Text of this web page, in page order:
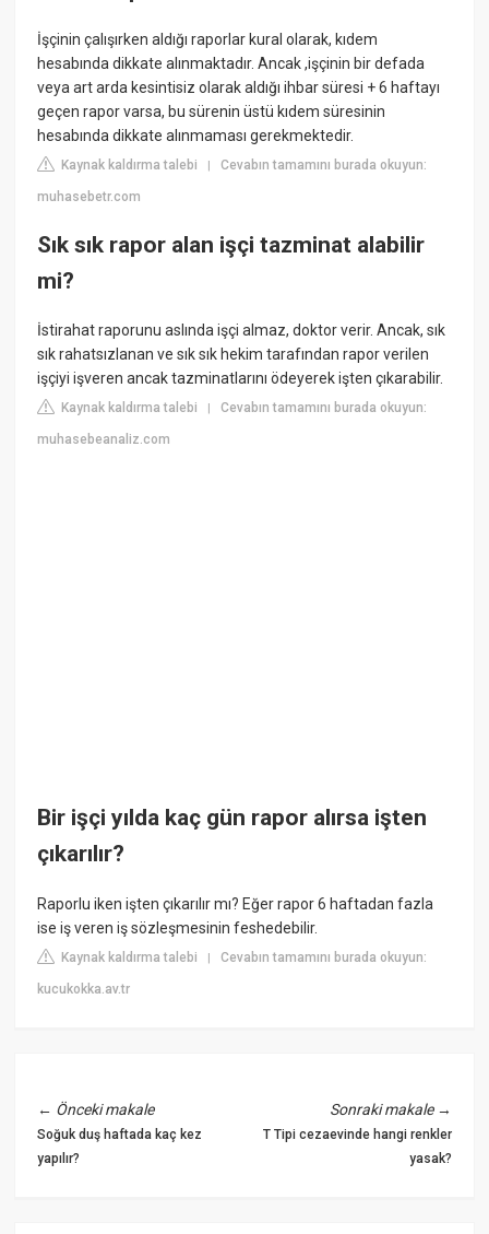
İşçinin çalışırken aldığı raporlar kural olarak, kıdem
hesabında dikkate alınmaktadır. Ancak ,işçinin bir defada
veya art arda kesintisiz olarak aldığı ihbar süresi + 6 haftayı
geçen rapor varsa, bu sürenin üstü kıdem süresinin
hesabında dikkate alınmaması gerekmektedir.
Kaynak kaldırma talebi |Cevabın tamamını burada okuyun:
muhasebetr.com
Sık sık rapor alan işçi tazminat alabilir
mi?
İstirahat raporunu aslında işçi almaz, doktor verir. Ancak, sık
sık rahatsızlanan ve sık sık hekim tarafından rapor verilen
işçiyi işveren ancak tazminatlarını ödeyerek işten çıkarabilir.
Kaynak kaldırma talebi |Cevabın tamamını burada okuyun:
muhasebeanaliz.com
Bir işçi yılda kaç gün rapor alırsa işten
çıkarılır?
Raporlu iken işten çıkarılır mı? Eğer rapor 6 haftadan fazla
ise iş veren iş sözleşmesinin feshedebilir.
Kaynak kaldırma talebi |Cevabın tamamını burada okuyun:
kucukokka.av.tr
← Önceki makale
Soğuk duş haftada kaç kez
yapılır?
Sonraki makale→
T Tipi cezaevinde hangi renkler
yasak?